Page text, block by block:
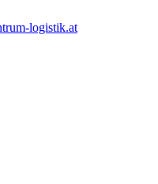
logistik.at